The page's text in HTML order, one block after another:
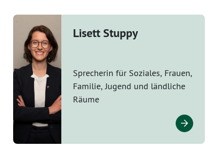
Lisett Stuppy
Sprecherin für Soziales, Frauen,
Familie, Jugend und ländliche
Räume